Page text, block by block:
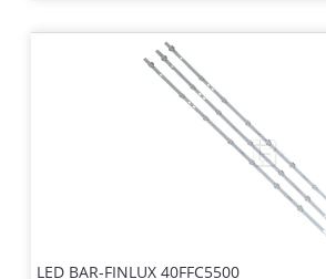
LED BAR-FINLUX 40FFC5500